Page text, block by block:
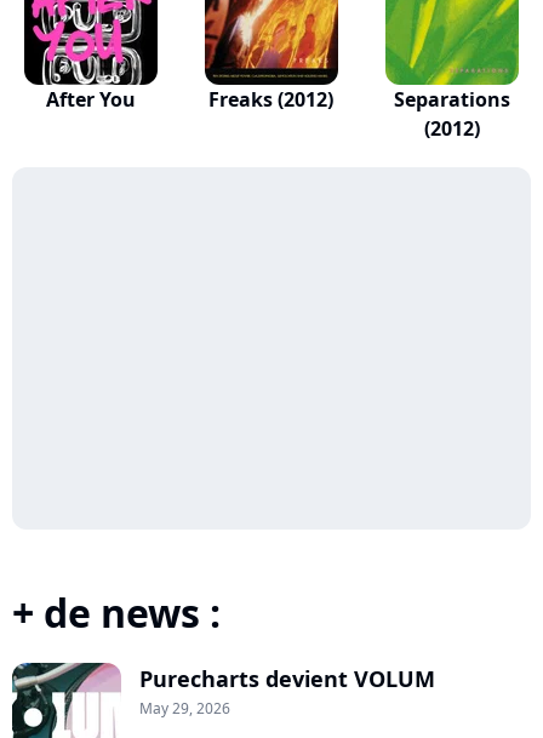
After You Freaks (2012)
Separations
(2012)
+ de news :
Purecharts devient VOLUM
May 29, 2026